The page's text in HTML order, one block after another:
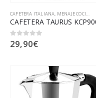
CAFETERA ITALIANA, MENAJE COCINA
0out of 5
29,90€